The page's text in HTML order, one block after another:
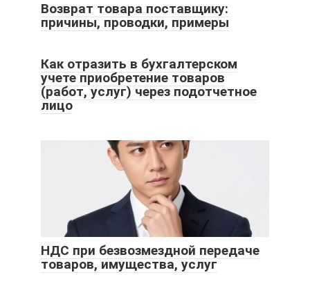
Возврат товара поставщику:
причины, проводки, примеры
Как отразить в бухгалтерском
учете приобретение товаров
(работ, услуг) через подотчетное
лицо
НДС при безвозмездной передаче
товаров, имущества, услуг